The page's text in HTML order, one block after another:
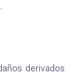
derivados